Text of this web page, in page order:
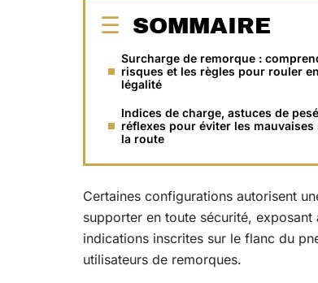
SOMMAIRE
Surcharge de remorque :
risques et les règles pour rouler
légalité
Indices de charge, astuces de
réflexes pour éviter les
la route
Certaines configurations autorisent
supporter en toute sécurité,
indications inscrites sur le flanc du
utilisateurs de remorques.